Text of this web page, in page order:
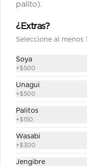
palito).
¿Extras?
Seleccione al menos 1
Soya
+$500
Unagui
+$500
Palitos
+$150
Wasabi
+$300
Jengibre